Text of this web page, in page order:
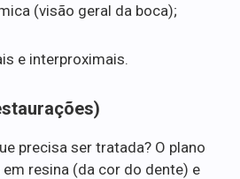
(visão geral da boca);
e interproximais.
precisa ser tratada? O plano
resina (da cor do dente) e